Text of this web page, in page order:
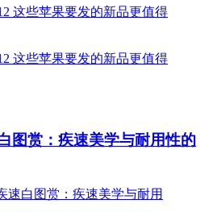
图赏：疾速美学与耐用性的